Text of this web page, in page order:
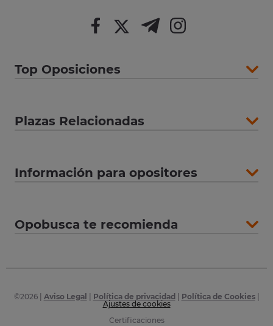
Top Oposiciones
Plazas Relacionadas
Información para opositores
Opobusca te recomienda
©2026| Aviso Legal Política de privacidad Política de Cookies|
Ajustes de cookies
Certificaciones